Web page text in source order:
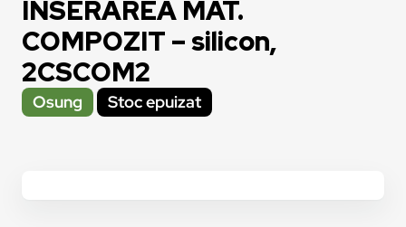
INSERAREA MAT.
COMPOZIT – silicon,
2CSCOM2
Osung Stoc epuizat